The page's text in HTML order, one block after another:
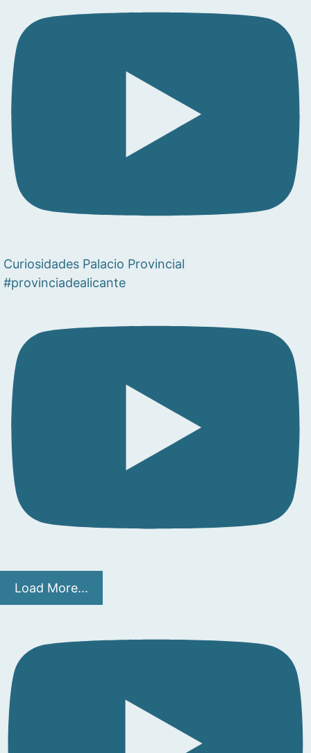
Curiosidades Palacio Provincial
#provinciadealicante
Load More...